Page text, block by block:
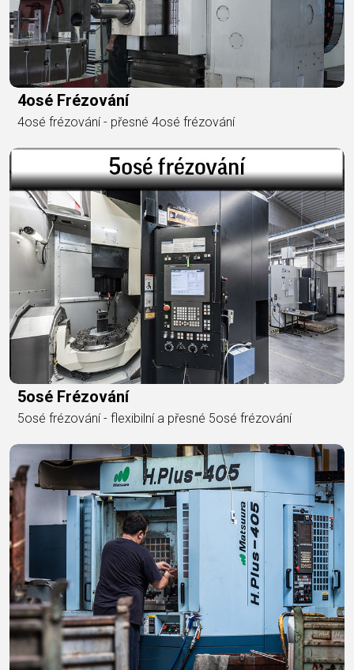
4osé Frézování
4osé frézování - přesné 4osé frézování
5osé Frézování
5osé frézování - flexibilní a přesné 5osé frézování